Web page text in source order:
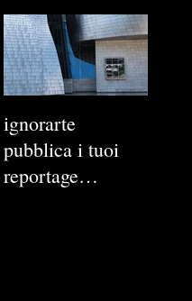
ignorarte
pubblica i tuoi
reportage